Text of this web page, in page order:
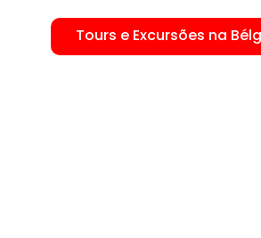
Tours e Excursões na